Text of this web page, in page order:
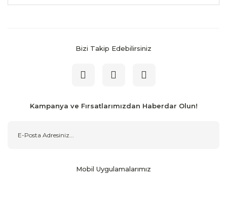
Bizi Takip Edebilirsiniz
Kampanya ve Fırsatlarımızdan Haberdar Olun!
Mobil Uygulamalarımız